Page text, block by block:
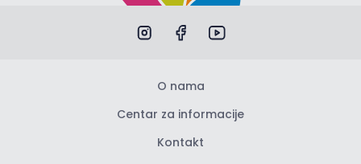
O nama
Centar za informacije
Kontakt